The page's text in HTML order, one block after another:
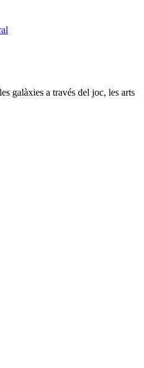
galàxies a través del joc, les arts